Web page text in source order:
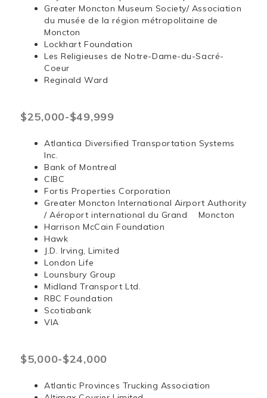
Greater Moncton Museum Society/ Association
du musée de la région métropolitaine de
Moncton
Lockhart Foundation
Les Religieuses de Notre-Dame-du-Sacré-
Coeur
Reginald Ward
$25,000-$49,999
Atlantica Diversified Transportation Systems
Inc.
Bank of Montreal
CIBC
Fortis Properties Corporation
Greater Moncton International Airport Authority
/ Aéroport international du Grand Moncton
Harrison McCain Foundation
Hawk
J.D. Irving, Limited
London Life
Lounsbury Group
Midland Transport Ltd.
RBC Foundation
Scotiabank
VIA
$5,000-$24,000
Atlantic Provinces Trucking Association